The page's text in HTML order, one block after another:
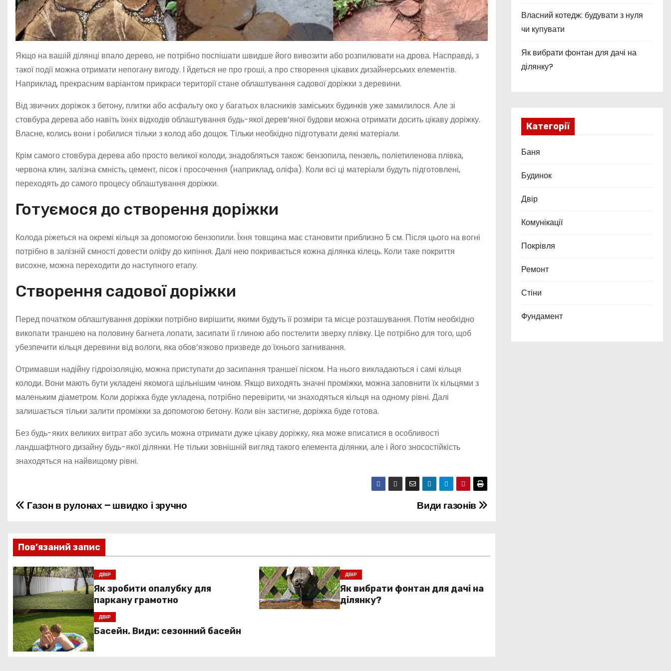
Якщо на вашій ділянці впало дерево, не потрібно поспішати швидше його вивозити або розпилювати на дрова. Насправді, з
такої події можна отримати непогану вигоду. І йдеться не про гроші, а про створення цікавих дизайнерських елементів.
Наприклад, прекрасним варіантом прикраси території стане облаштування садової доріжки з деревини.
Від звичних доріжок з бетону, плитки або асфальту око у багатьох власників заміських будинків уже замилилося. Але зі
стовбура дерева або навіть їхніх відходів облаштування будь-якої дерев’яної будови можна отримати досить цікаву доріжку.
Власне, колись вони і робилися тільки з колод або дощок. Тільки необхідно підготувати деякі матеріали.
Крім самого стовбура дерева або просто великої колоди, знадобляться також: бензопила, пензель, поліетиленова плівка,
червона клин, залізна ємність, цемент, пісок і просочення (наприклад, оліфа). Коли всі ці матеріали будуть підготовлені,
переходять до самого процесу облаштування доріжки.
Готуємося до створення доріжки
Колода ріжеться на окремі кільця за допомогою бензопили. Їхня товщина має становити приблизно 5 см. Після цього на вогні
потрібно в залізній ємності довести оліфу до кипіння. Далі нею покривається кожна ділянка кілець. Коли таке покриття
висохне, можна переходити до наступного етапу.
Створення садової доріжки
Перед початком облаштування доріжки потрібно вирішити, якими будуть її розміри та місце розташування. Потім необхідно
викопати траншею на половину багнета лопати, засипати її глиною або постелити зверху плівку. Це потрібно для того, щоб
убезпечити кільця деревини від вологи, яка обов’язково призведе до їхнього загнивання.
Отримавши надійну гідроізоляцію, можна приступати до засипання траншеї піском. На нього викладаються і самі кільця
колоди. Вони мають бути укладені якомога щільнішим чином. Якщо виходять значні проміжки, можна заповнити їх кільцями з
маленьким діаметром. Коли доріжка буде укладена, потрібно перевірити, чи знаходяться кільця на одному рівні. Далі
залишається тільки залити проміжки за допомогою бетону. Коли він застигне, доріжка буде готова.
Без будь-яких великих витрат або зусиль можна отримати дуже цікаву доріжку, яка може вписатися в особливості
ландшафтного дизайну будь-якої ділянки. Не тільки зовнішній вигляд такого елемента ділянки, але і його зносостійкість
знаходяться на найвищому рівні.
Н
в
і
г
а
ц
і
Види газонів
Газон в рулонах – швидко і зручно
Пов’язаний запис
ДВІР
Як зробити опалубку для
паркану грамотно
ДВІР
Як вибрати фонтан для дачі на
ділянку?
ДВІР
Басейн. Види: сезонний басейн
Власний котедж: будувати з нуля
чи купувати
Як вибрати фонтан для дачі на
ділянку?
Категорії
Баня
Будинок
Двір
Комунікації
Покрівля
Ремонт
Стіни
Фундамент